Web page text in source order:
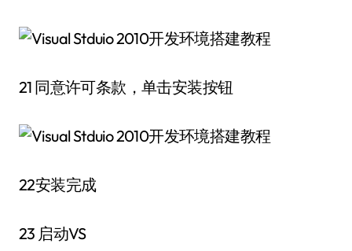
21 同意许可条款，单击安装按钮
22安装完成
23 启动VS